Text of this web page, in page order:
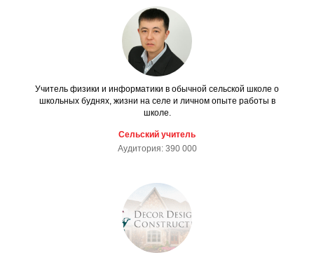
Учитель физики и информатики в обычной сельской школе о
школьных буднях, жизни на селе и личном опыте работы в
школе.
Сельский учитель
Аудитория: 390 000